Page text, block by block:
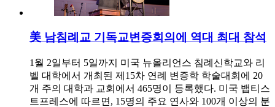
美 남침례교 기독교변증회의에 역대 최대 참석
1월 2일부터 5일까지 미국 뉴올리언스 침례신학교와 리
벨 대학에서 개최된 제15차 연례 변증학 학술대회에 20
개 주의 대학과 교회에서 465명이 등록했다. 미국 뱁티스
트프레스에 따르면, 15명의 주요 연사와 100개 이상의 분